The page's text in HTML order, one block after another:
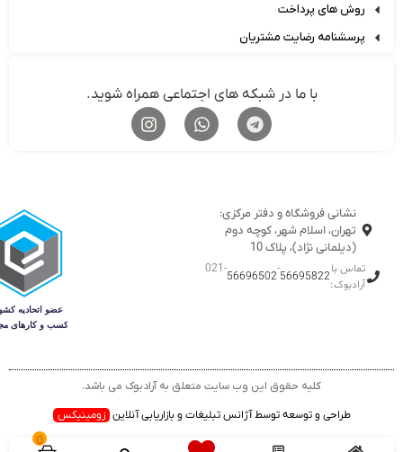
روش های پرداخت
پرسشنامه رضایت مشتریان
با ما در شبکه های اجتماعی همراه شوید.
نشانی فروشگاه و دفتر مرکزی:
تهران، اسلام شهر، کوچه دوم
(دیلمانی نژاد)، پلاک 10
تماس با
آرادبوک:
56695822
-
56696502
-021
کلیه حقوق این وب سایت متعلق به آرادبوک می باشد.
طراحی و توسعه توسط آژانس تبلیغات و بازاریابی آنلاین زومینیکس